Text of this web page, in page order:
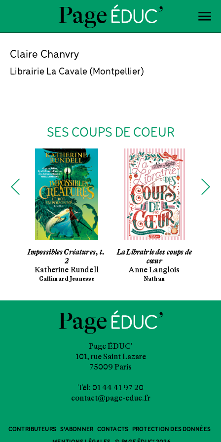
Claire Chanvry
Librairie La Cavale (Montpellier)
SES COUPS DE COEUR
Impossibles Créatures, t.
2
Katherine Rundell
Gallimard Jeunesse
La Librairie des coups de
cœur
Anne Langlois
Nathan
Page ÉDUC’
101, rue Saint Lazare
75009 Paris
Tél: 01 44 41 97 20
contact@page-educ.fr
CONTRIBUTEURS S’ABONNER CONTACTS
PROTECTION DES DONNÉES